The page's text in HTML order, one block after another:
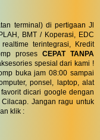
terminal) di pertigaan Jl
BMT / Koperasi, EDC
terintegrasi, Kredit
proses CEPAT TANPA
spesial dari kami !
buka jam 08:00 sampai
ponsel, laptop, alat
dicari google dengan
Jangan ragu untuk
klik :